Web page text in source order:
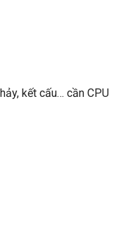
kết cấu… cần CPU